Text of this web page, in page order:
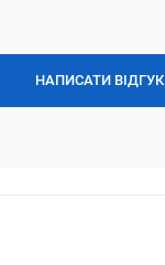
НАПИСАТИ ВІДГУК